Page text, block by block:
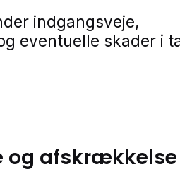
indgangsveje,
eventuelle skader i
og afskrækkelse